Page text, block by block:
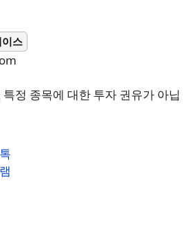
스
정 종목에 대한 투자 권유가 아닙